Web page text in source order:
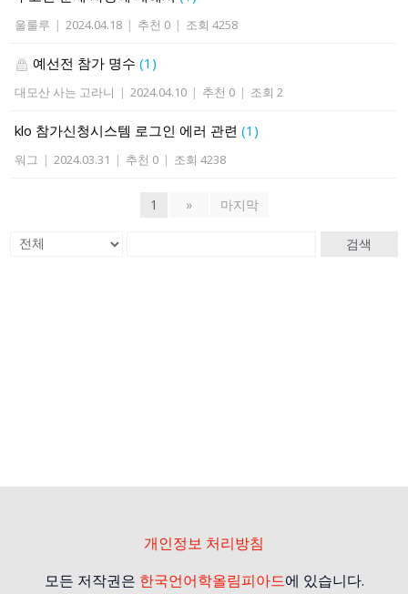
울룰루 | 2024.04.18 | 추천 0 | 조회 4258
예선전 참가 명수(1)
대모산 사는 고라니 | 2024.04.10 | 추천 0 | 조회 2
klo 참가신청시스템 로그인 에러 관련(1)
워그 | 2024.03.31 | 추천 0 | 조회 4238
1 » 마지막
검색
개인정보 처리방침
모든 저작권은 한국언어학올림피아드에 있습니다.